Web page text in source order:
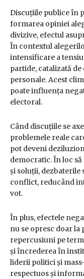
Discuțiile publice în
formarea opiniei
divizive, efectul
În contextul
intensificare a
partide, catalizată
personale. Acest
poate influența
electoral.
Când discuțiile se
problemele reale
pot deveni
democratic. În loc
și soluții,
conflict, reducând
vot.
În plus, efectele
nu se opresc doar la
repercusiuni pe
și încrederea în
liderii politici și
respectuos și